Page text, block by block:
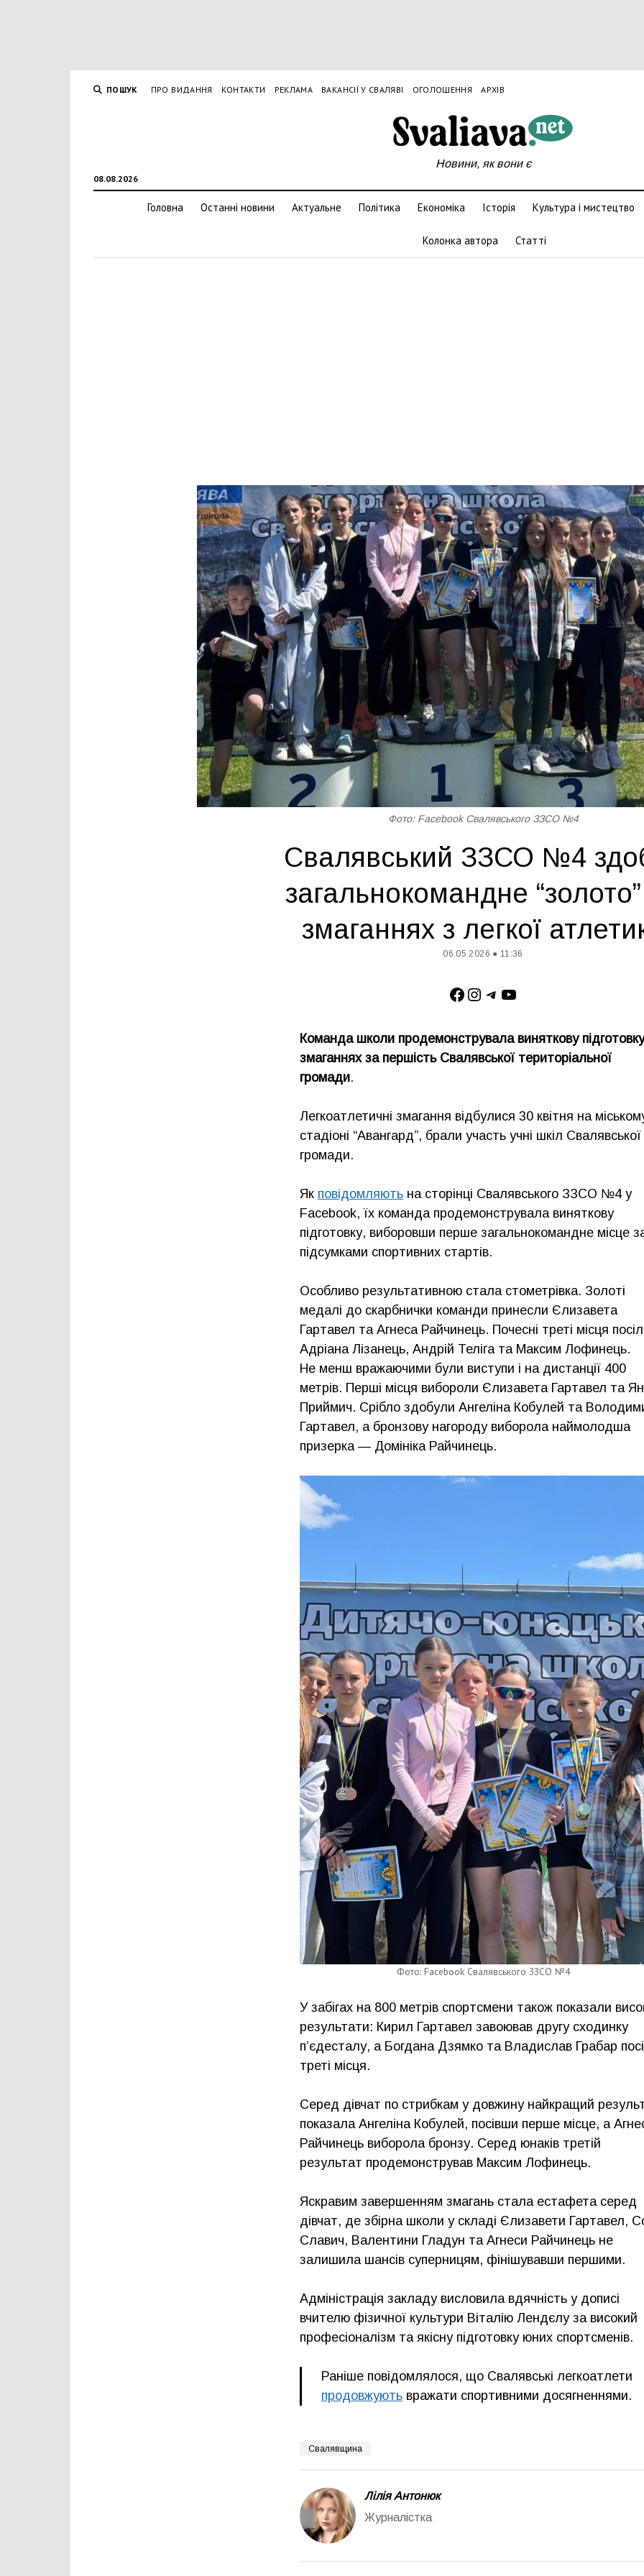
ПОШУК ПРО ВИДАННЯ КОНТАКТИ РЕКЛАМА ВАКАНСІЇ У СВАЛЯВІ ОГОЛОШЕННЯ АРХІВ
08.08.2026
Новини, як вони є
Головна Останні новини Актуальне Політика Економіка Історія Культура і мистецтво
Колонка автора Статті
Фото: Facebook Свалявського ЗЗСО №4
Свалявський ЗЗСО №4
загальнокомандне
змаганнях з легкої
06.05.2026 ● 11:36
Facebook
Instagram
Telegram
YouTube
Команда школи продемонструвала виняткову
змаганнях за першість Свалявської територіальної
громади.
Легкоатлетичні змагання відбулися 30 квітня на
стадіоні “Авангард”, брали участь учні шкіл Свалявської
громади.
Як повідомляютьна сторінці Свалявського ЗЗСО №4 у
Facebook, їх команда продемонструвала виняткову
підготовку, виборовши перше загальнокомандне місце
підсумками спортивних стартів.
Особливо результативною стала стометрівка. Золоті
медалі до скарбнички команди принесли Єлизавета
Гартавел та Агнеса Райчинець. Почесні треті місця
Адріана Лізанець, Андрій Теліга та Максим Лофинець.
Не менш вражаючими були виступи і на дистанції 400
метрів. Перші місця вибороли Єлизавета Гартавел та Ян
Приймич. Срібло здобули Ангеліна Кобулей та
Гартавел, а бронзову нагороду виборола наймолодша
призерка — Домініка Райчинець.
Фото: Facebook Свалявського ЗЗСО №4
У забігах на 800 метрів спортсмени також показали
результати: Кирил Гартавел завоював другу сходинку
п’єдесталу, а Богдана Дзямко та Владислав Грабар
треті місця.
Серед дівчат по стрибкам у довжину найкращий
показала Ангеліна Кобулей, посівши перше місце, а
Райчинець виборола бронзу. Серед юнаків третій
результат продемонстрував Максим Лофинець.
Яскравим завершенням змагань стала естафета серед
дівчат, де збірна школи у складі Єлизавети Гартавел,
Славич, Валентини Гладун та Агнеси Райчинець не
залишила шансів суперницям, фінішувавши першими.
Адміністрація закладу висловила вдячність у дописі
вчителю фізичної культури Віталію Лендєлу за високий
професіоналізм та якісну підготовку юних спортсменів.
Раніше повідомлялося, що Свалявські легкоатлети
продовжуютьвражати спортивними досягненнями.
Свалявщина
Лілія Антонюк
Журналістка